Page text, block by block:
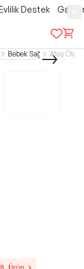
Evlilik Destek
Bebek Sağlık Ateş Ölçer